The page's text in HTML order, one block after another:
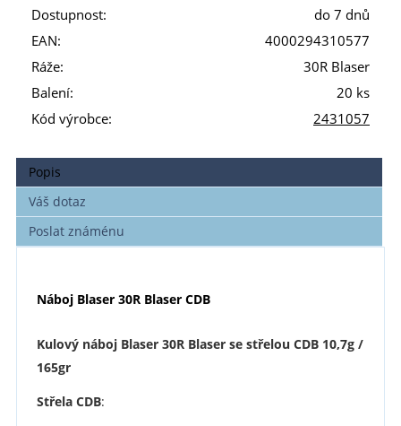
Dostupnost:
do 7 dnů
EAN:
4000294310577
Ráže:
30R Blaser
Balení:
20 ks
Kód výrobce:
2431057
Popis
Váš dotaz
Poslat známénu
Náboj Blaser 30R Blaser CDB
Kulový náboj Blaser 30R Blaser se střelou CDB 10,7g /
165gr
Střela CDB: